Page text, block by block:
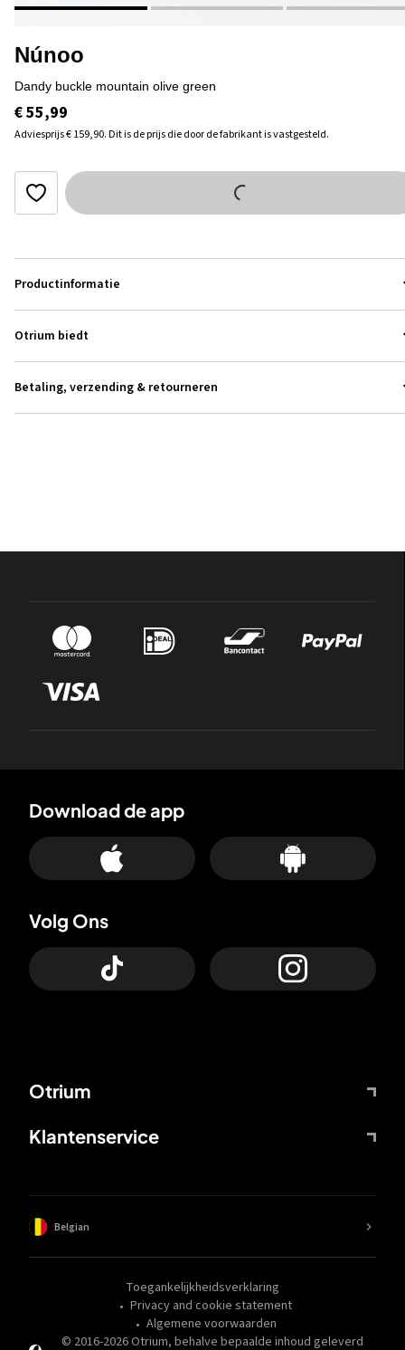
Núnoo
dandy buckle mountain olive green
€ 55,99
Adviesprijs€ 159,90.Dit is de prijs die door de fabrikant is vastgesteld.
Productinformatie
Otrium biedt
Betaling, verzending & retourneren
Otrium
Klantenservice
Download de app
Volg Ons
© 2016-2026Otrium, behalve bepaalde inhoud geleverd
Toegankelijkheidsverklaring
Privacy and cookie statement
Algemene voorwaarden
Belgian